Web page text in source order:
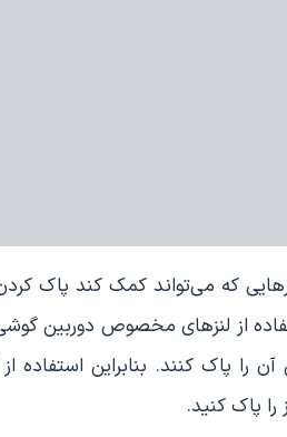
که می‌تواند کمک کند پاک
از لنزهای مخصوص دوربین
آن را پاک کنند. بنابراین
را پاک کنید.